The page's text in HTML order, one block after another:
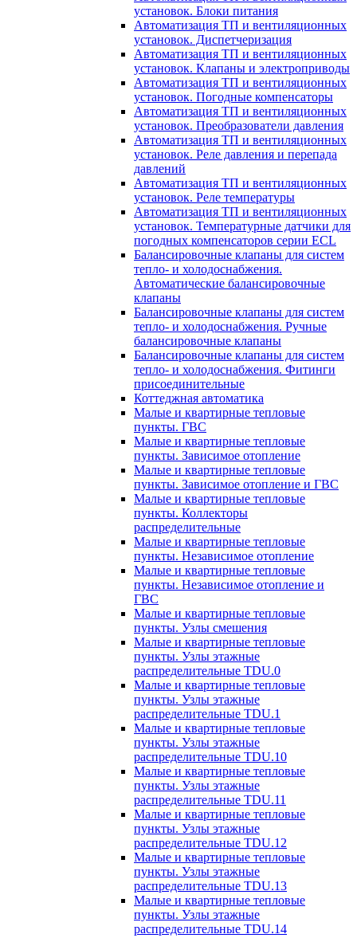
установок. Блоки питания
Автоматизация ТП и вентиляционных
установок. Диспетчеризация
Автоматизация ТП и вентиляционных
установок. Клапаны и электроприводы
Автоматизация ТП и вентиляционных
установок. Погодные компенсаторы
Автоматизация ТП и вентиляционных
установок. Преобразователи давления
Автоматизация ТП и вентиляционных
установок. Реле давления и перепада
давлений
Автоматизация ТП и вентиляционных
установок. Реле температуры
Автоматизация ТП и вентиляционных
установок. Температурные датчики для
погодных компенсаторов серии ECL
Балансировочные клапаны для систем
тепло- и холодоснабжения.
Автоматические балансировочные
клапаны
Балансировочные клапаны для систем
тепло- и холодоснабжения. Ручные
балансировочные клапаны
Балансировочные клапаны для систем
тепло- и холодоснабжения. Фитинги
присоединительные
Коттеджная автоматика
Малые и квартирные тепловые
пункты. ГВС
Малые и квартирные тепловые
пункты. Зависимое отопление
Малые и квартирные тепловые
пункты. Зависимое отопление и ГВС
Малые и квартирные тепловые
пункты. Коллекторы
распределительные
Малые и квартирные тепловые
пункты. Независимое отопление
Малые и квартирные тепловые
пункты. Независимое отопление и
ГВС
Малые и квартирные тепловые
пункты. Узлы смешения
Малые и квартирные тепловые
пункты. Узлы этажные
распределительные TDU.0
Малые и квартирные тепловые
пункты. Узлы этажные
распределительные TDU.1
Малые и квартирные тепловые
пункты. Узлы этажные
распределительные TDU.10
Малые и квартирные тепловые
пункты. Узлы этажные
распределительные TDU.11
Малые и квартирные тепловые
пункты. Узлы этажные
распределительные TDU.12
Малые и квартирные тепловые
пункты. Узлы этажные
распределительные TDU.13
Малые и квартирные тепловые
пункты. Узлы этажные
распределительные TDU.14